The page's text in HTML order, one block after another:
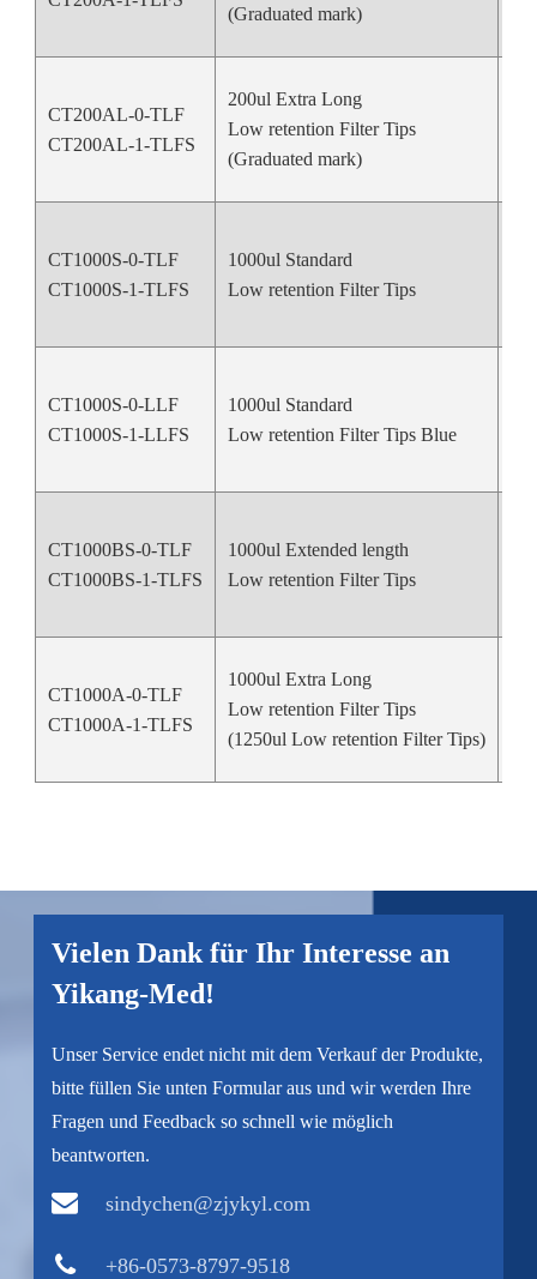
(Graduated mark)
CT200AL-0-TLF
CT200AL-1-TLFS
200ul Extra Long
Low retention Filter Tips
(Graduated mark)
CT1000S-0-TLF
CT1000S-1-TLFS
1000ul Standard
Low retention Filter Tips
CT1000S-0-LLF
CT1000S-1-LLFS
1000ul Standard
Low retention Filter Tips Blue
CT1000BS-0-TLF
CT1000BS-1-TLFS
1000ul Extended length
Low retention Filter Tips
CT1000A-0-TLF
CT1000A-1-TLFS
1000ul Extra Long
Low retention Filter Tips
(1250ul Low retention Filter Tips)
Vielen Dank für Ihr Interesse an
Yikang-Med!
Unser Service endet nicht mit dem Verkauf der Produkte,
bitte füllen Sie unten Formular aus und wir werden Ihre
Fragen und Feedback so schnell wie möglich
beantworten.
sindychen@zjykyl.com
+86-0573-8797-9518